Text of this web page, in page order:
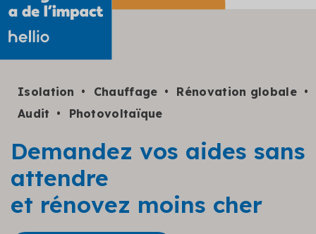
Isolation Chauffage
Rénovation globale
Audit
Photovoltaïque
Demandez vos aides sans
attendre
et rénovez moins cher